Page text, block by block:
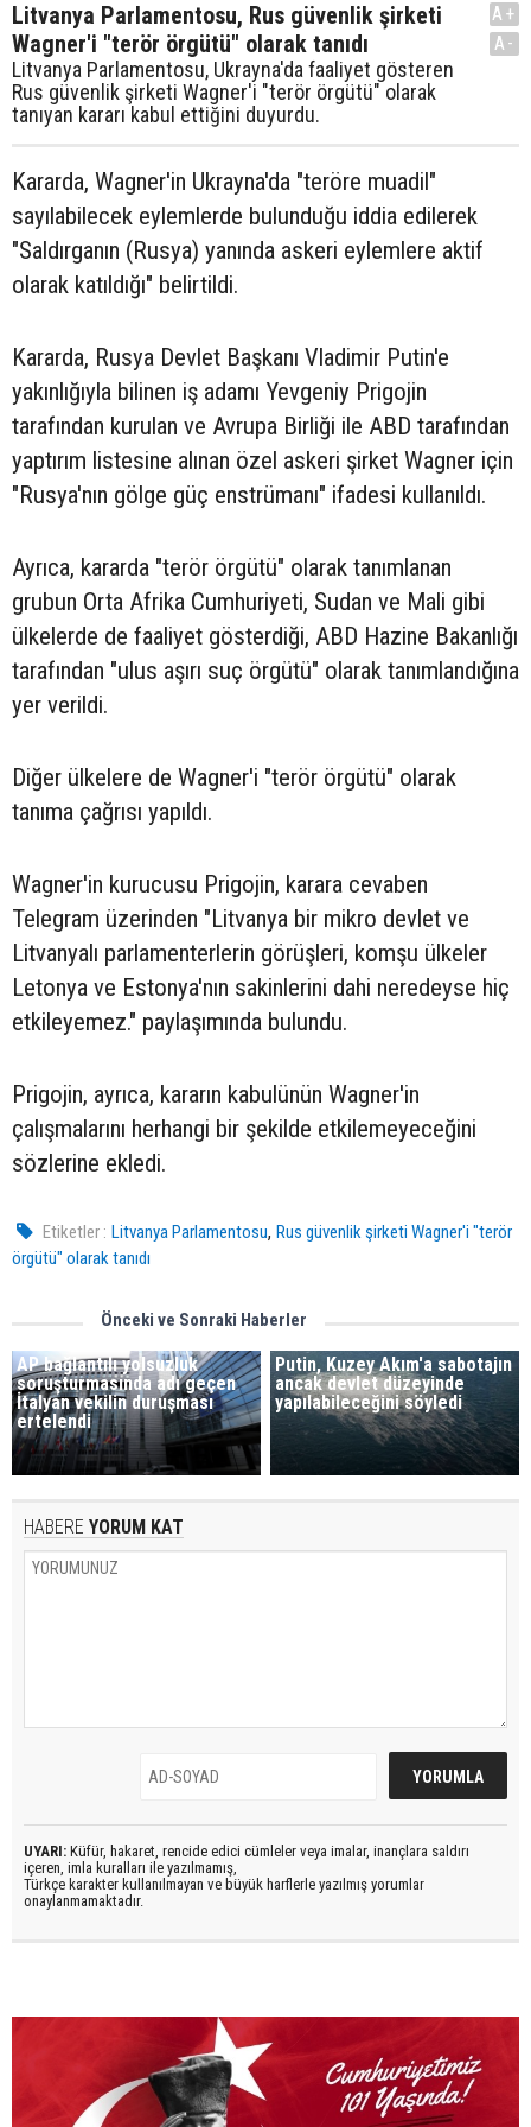
Litvanya Parlamentosu, Rus güvenlik şirketi
Wagner'i "terör örgütü" olarak tanıdı
Litvanya Parlamentosu, Ukrayna'da faaliyet gösteren
Rus güvenlik şirketi Wagner'i "terör örgütü" olarak
tanıyan kararı kabul ettiğini duyurdu.
A+
A-
Kararda, Wagner'in Ukrayna'da "teröre muadil"
sayılabilecek eylemlerde bulunduğu iddia edilerek
"Saldırganın (Rusya) yanında askeri eylemlere aktif
olarak katıldığı" belirtildi.
Kararda, Rusya Devlet Başkanı Vladimir Putin'e
yakınlığıyla bilinen iş adamı Yevgeniy Prigojin
tarafından kurulan ve Avrupa Birliği ile ABD tarafından
yaptırım listesine alınan özel askeri şirket Wagner için
"Rusya'nın gölge güç enstrümanı" ifadesi kullanıldı.
Ayrıca, kararda "terör örgütü" olarak tanımlanan
grubun Orta Afrika Cumhuriyeti, Sudan ve Mali gibi
ülkelerde de faaliyet gösterdiği, ABD Hazine Bakanlığı
tarafından "ulus aşırı suç örgütü" olarak tanımlandığına
yer verildi.
Diğer ülkelere de Wagner'i "terör örgütü" olarak
tanıma çağrısı yapıldı.
Wagner'in kurucusu Prigojin, karara cevaben
Telegram üzerinden "Litvanya bir mikro devlet ve
Litvanyalı parlamenterlerin görüşleri, komşu ülkeler
Letonya ve Estonya'nın sakinlerini dahi neredeyse hiç
etkileyemez." paylaşımında bulundu.
Prigojin, ayrıca, kararın kabulünün Wagner'in
çalışmalarını herhangi bir şekilde etkilemeyeceğini
sözlerine ekledi.
Etiketler : Litvanya Parlamentosu,Rus güvenlik şirketi Wagner'i "terör
örgütü" olarak tanıdı
Önceki ve Sonraki Haberler
AP bağlantılı yolsuzluk
soruşturmasında adı geçen
İtalyan vekilin duruşması
ertelendi
Putin, Kuzey Akım'a sabotajın
ancak devlet düzeyinde
yapılabileceğini söyledi
HABERE YORUM KAT
UYARI: Küfür, hakaret, rencide edici cümleler veya imalar, inançlara saldırı
içeren, imla kuralları ile yazılmamış,
Türkçe karakter kullanılmayan ve büyük harflerle yazılmış yorumlar
onaylanmamaktadır.